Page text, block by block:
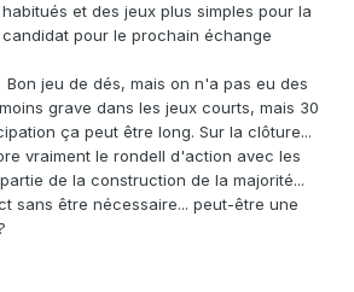
et des jeux plus simples pour la
pour le prochain échange
Bon jeu de dés, mais on n'a pas eu des
grave dans les jeux courts, mais 30
ça peut être long. Sur la clôture...
vraiment le rondell d'action avec les
de la construction de la majorité...
sans être nécessaire... peut-être une